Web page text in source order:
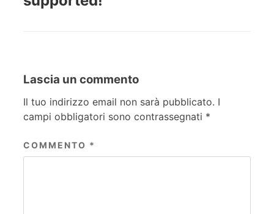
Lascia un commento
Il tuo indirizzo email non sarà pubblicato. I
campi obbligatori sono contrassegnati *
COMMENTO *